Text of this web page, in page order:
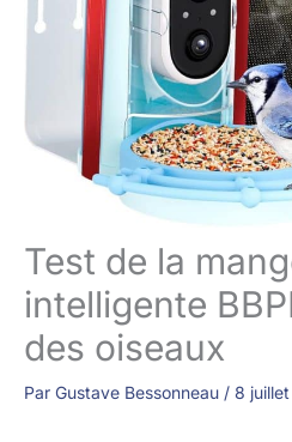
Test de la
intelligente
des oiseaux
Par Gustave Bessonneau / 8